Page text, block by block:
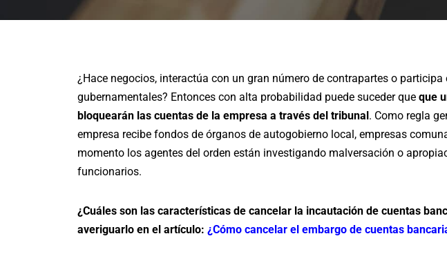
¿Hace negocios, interactúa con un gran número de contrapartes o
gubernamentales? Entonces con alta probabilidad puede suceder que que
bloquearán las cuentas de la empresa a través del tribunal . Como regla
empresa recibe fondos de órganos de autogobierno local, empresas
momento los agentes del orden están investigando malversación o
funcionarios.
¿Cuáles son las características de cancelar la incautación de cuentas
averiguarlo en el artículo: ¿Cómo cancelar el embargo de cuentas